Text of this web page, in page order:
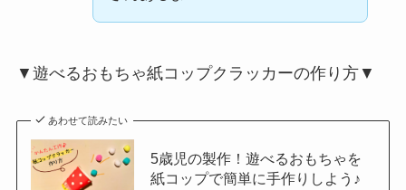
▼遊べるおもちゃ紙コップクラッカーの作り方▼
あわせて読みたい
5歳児の製作！遊べるおもちゃを
紙コップで簡単に手作りしよう♪